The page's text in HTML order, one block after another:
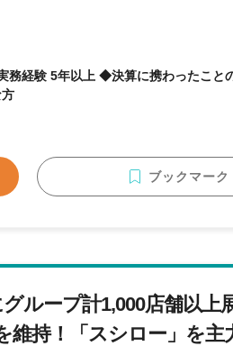
5年以上 ◆決算に携わったことのある人 【歓
ブックマーク
ループ計1,000店舗以上
維持！「スシロー」を主